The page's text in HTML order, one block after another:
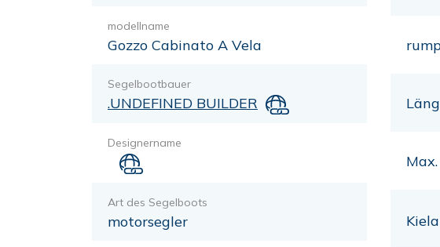
modellname
Gozzo Cabinato A Vela
Segelbootbauer
.UNDEFINED BUILDER
Designername
Art des Segelboots
motorsegler